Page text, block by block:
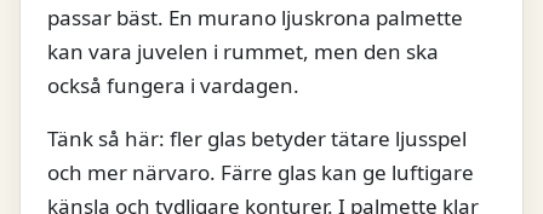
passar bäst. En murano ljuskrona palmette
kan vara juvelen i rummet, men den ska
också fungera i vardagen.
Tänk så här: fler glas betyder tätare ljusspel
och mer närvaro. Färre glas kan ge luftigare
känsla och tydligare konturer. I palmette klar